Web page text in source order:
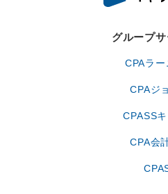
グループ
CPAラー
CPAジ
CPASS
CPA会